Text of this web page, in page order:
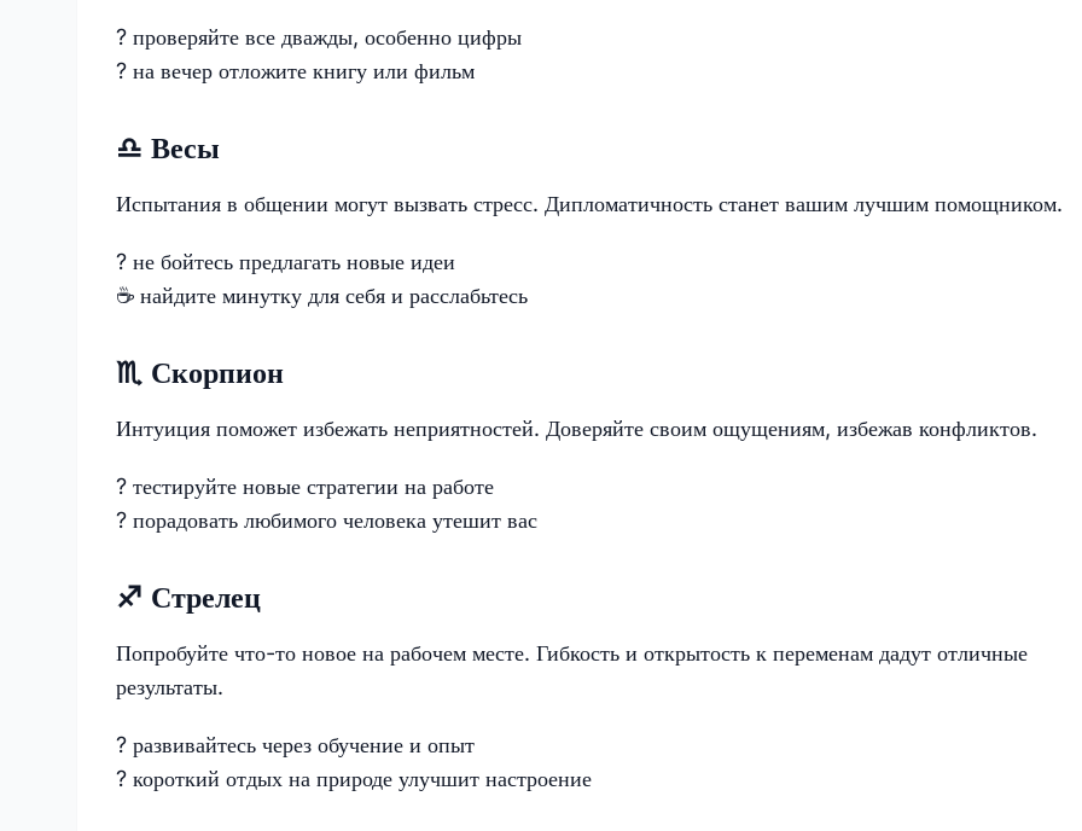
?️ проверяйте все дважды, особенно цифры
? на вечер отложите книгу или фильм
♎️ Весы
Испытания в общении могут вызвать стресс. Дипломатичность станет вашим лучшим помощником.
? не бойтесь предлагать новые идеи
☕ найдите минутку для себя и расслабьтесь
♏️ Скорпион
Интуиция поможет избежать неприятностей. Доверяйте своим ощущениям, избежав конфликтов.
? тестируйте новые стратегии на работе
? порадовать любимого человека утешит вас
♐️ Стрелец
Попробуйте что-то новое на рабочем месте. Гибкость и открытость к переменам дадут отличные
результаты.
? развивайтесь через обучение и опыт
?️ короткий отдых на природе улучшит настроение